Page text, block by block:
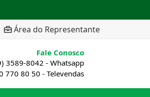
Área do Representante
Fale Conosco
3589-8042 - Whatsapp
770 80 50 - Televendas